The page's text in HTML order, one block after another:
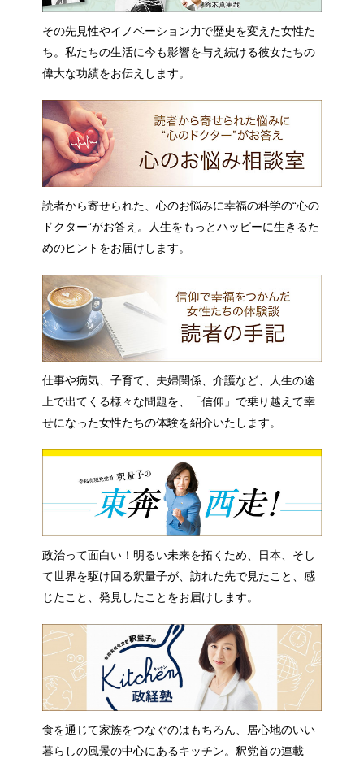
その先見性やイノベーション力で歴史を変えた女性た
ち。私たちの生活に今も影響を与え続ける彼女たちの
偉大な功績をお伝えします。
読者から寄せられた、心のお悩みに幸福の科学の“心の
ドクター”がお答え。人生をもっとハッピーに生きるた
めのヒントをお届けします。
仕事や病気、子育て、夫婦関係、介護など、人生の途
上で出てくる様々な問題を、「信仰」で乗り越えて幸
せになった女性たちの体験を紹介いたします。
政治って面白い！明るい未来を拓くため、日本、そし
て世界を駆け回る釈量子が、訪れた先で見たこと、感
じたこと、発見したことをお届けします。
食を通じて家族をつなぐのはもちろん、居心地のいい
暮らしの風景の中心にあるキッチン。釈党首の連載